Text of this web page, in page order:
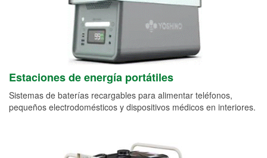
Estaciones de energía portátiles
Sistemas de baterías recargables para alimentar teléfonos,
pequeños electrodomésticos y dispositivos médicos en interiores.